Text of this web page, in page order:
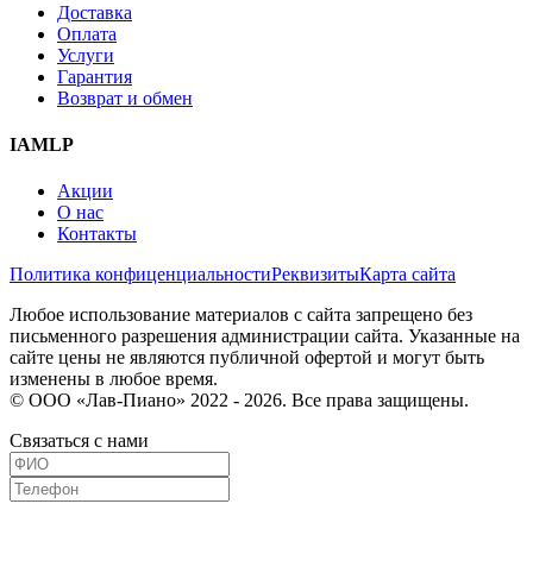
Доставка
Оплата
Услуги
Гарантия
Возврат и обмен
IAMLP
Акции
О нас
Контакты
Политика конфиценциальностиРеквизитыКарта сайта
Любое использование материалов с сайта запрещено без
письменного разрешения администрации сайта. Указанные на
сайте цены не являются публичной офертой и могут быть
изменены в любое время.
© ООО «Лав-Пиано» 2022 - 2026. Все права защищены.
Связаться с нами